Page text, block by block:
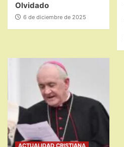
Olvidado
6 de diciembre de 2025
ACTUALIDAD CRISTIANA